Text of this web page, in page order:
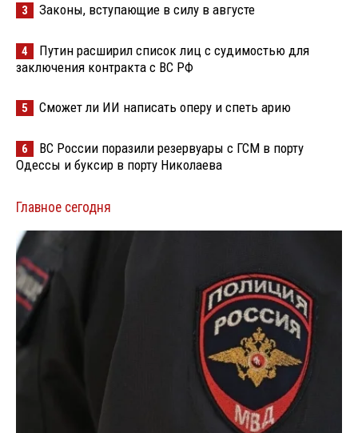
3 Законы, вступающие в силу в августе
4
Путин расширил список лиц с судимостью для
заключения контракта с ВС РФ
5 Сможет ли ИИ написать оперу и спеть арию
6
ВС России поразили резервуары с ГСМ в порту
Одессы и буксир в порту Николаева
Главное сегодня